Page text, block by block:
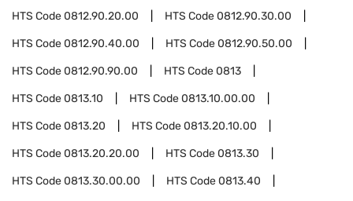
HTS Code0812.90.20.00 HTS Code0812.90.30.00
HTS Code0812.90.40.00 HTS Code0812.90.50.00
HTS Code0812.90.90.00 HTS Code0813
HTS Code0813.10 HTS Code0813.10.00.00
HTS Code0813.20 HTS Code0813.20.10.00
HTS Code0813.20.20.00 HTS Code0813.30
HTS Code0813.30.00.00 HTS Code0813.40